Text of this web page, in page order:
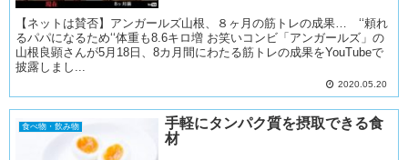
【ネットは賛否】アンガールズ山根、８ヶ月の筋トレの成果… ‘‘頼れ
るパパになるため‘‘体重も8.6キロ増 お笑いコンビ「アンガールズ」の
山根良顕さんが5月18日、8カ月間にわたる筋トレの成果をYouTubeで
披露しまし...
2020.05.20
食べ物・飲み物
手軽にタンパク質を摂取できる食
材